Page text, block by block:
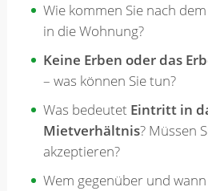
Wie kommen Sie nach
in die Wohnung?
Keine Erben oder das
– was können Sie tun?
Was bedeutet Eintritt in
Mietverhältnis? Müssen
akzeptieren?
Wem gegenüber und